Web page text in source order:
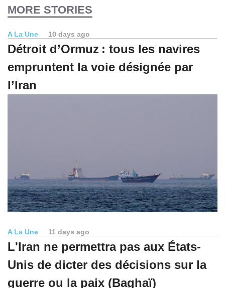
MORE STORIES
A La Une 10 days ago
Détroit d’Ormuz : tous les navires
empruntent la voie désignée par
l’Iran
A La Une 11 days ago
L'Iran ne permettra pas aux États-
Unis de dicter des décisions sur la
guerre ou la paix (Baghaï)